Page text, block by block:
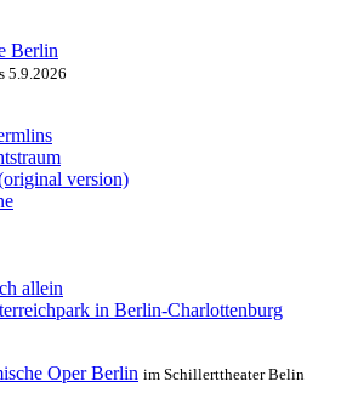
Berlin
5.9.2026
version)
allein
in Berlin-Charlottenburg
Oper Berlin im Schillerttheater Belin